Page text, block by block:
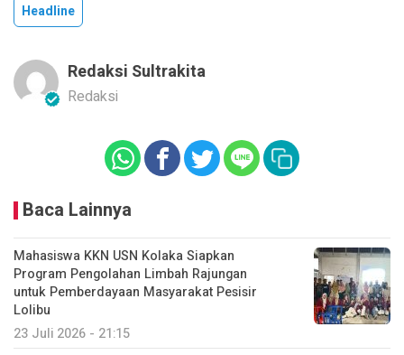
Headline
Redaksi Sultrakita
Redaksi
Baca Lainnya
Mahasiswa KKN USN Kolaka Siapkan
Program Pengolahan Limbah Rajungan
untuk Pemberdayaan Masyarakat Pesisir
Lolibu
23 Juli 2026 - 21:15